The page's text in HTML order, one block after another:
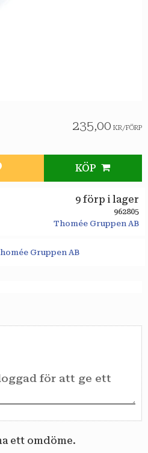
235,00 KR/FÖRP
KÖP
till i favoriter
9 förp i lager
962805
Thomée Gruppen AB
Gruppen AB
ett omdöme.